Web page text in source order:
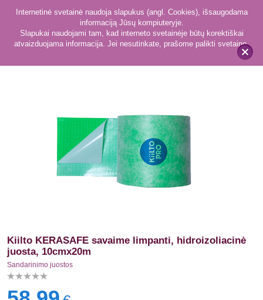
x
Internetinė svetainė naudoja slapukus (angl. Cookies), išsaugodama
informaciją Jūsų kompiuteryje.
Slapukai naudojami tam, kad interneto svetainėje būtų korektiškai
atvaizduojama informacija. Jei nesutinkate, prašome palikti svetainę.
Sandarinimo juostos 40
Kiilto KERASAFE savaime limpanti, hidroizoliacinė
juosta, 10cmx20m
Sandarinimo juostos